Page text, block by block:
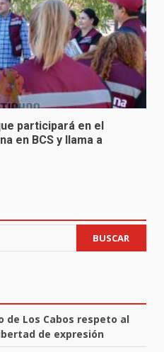
participará en el
en BCS y llama a
BUSCAR
de Los Cabos respeto al
de expresión